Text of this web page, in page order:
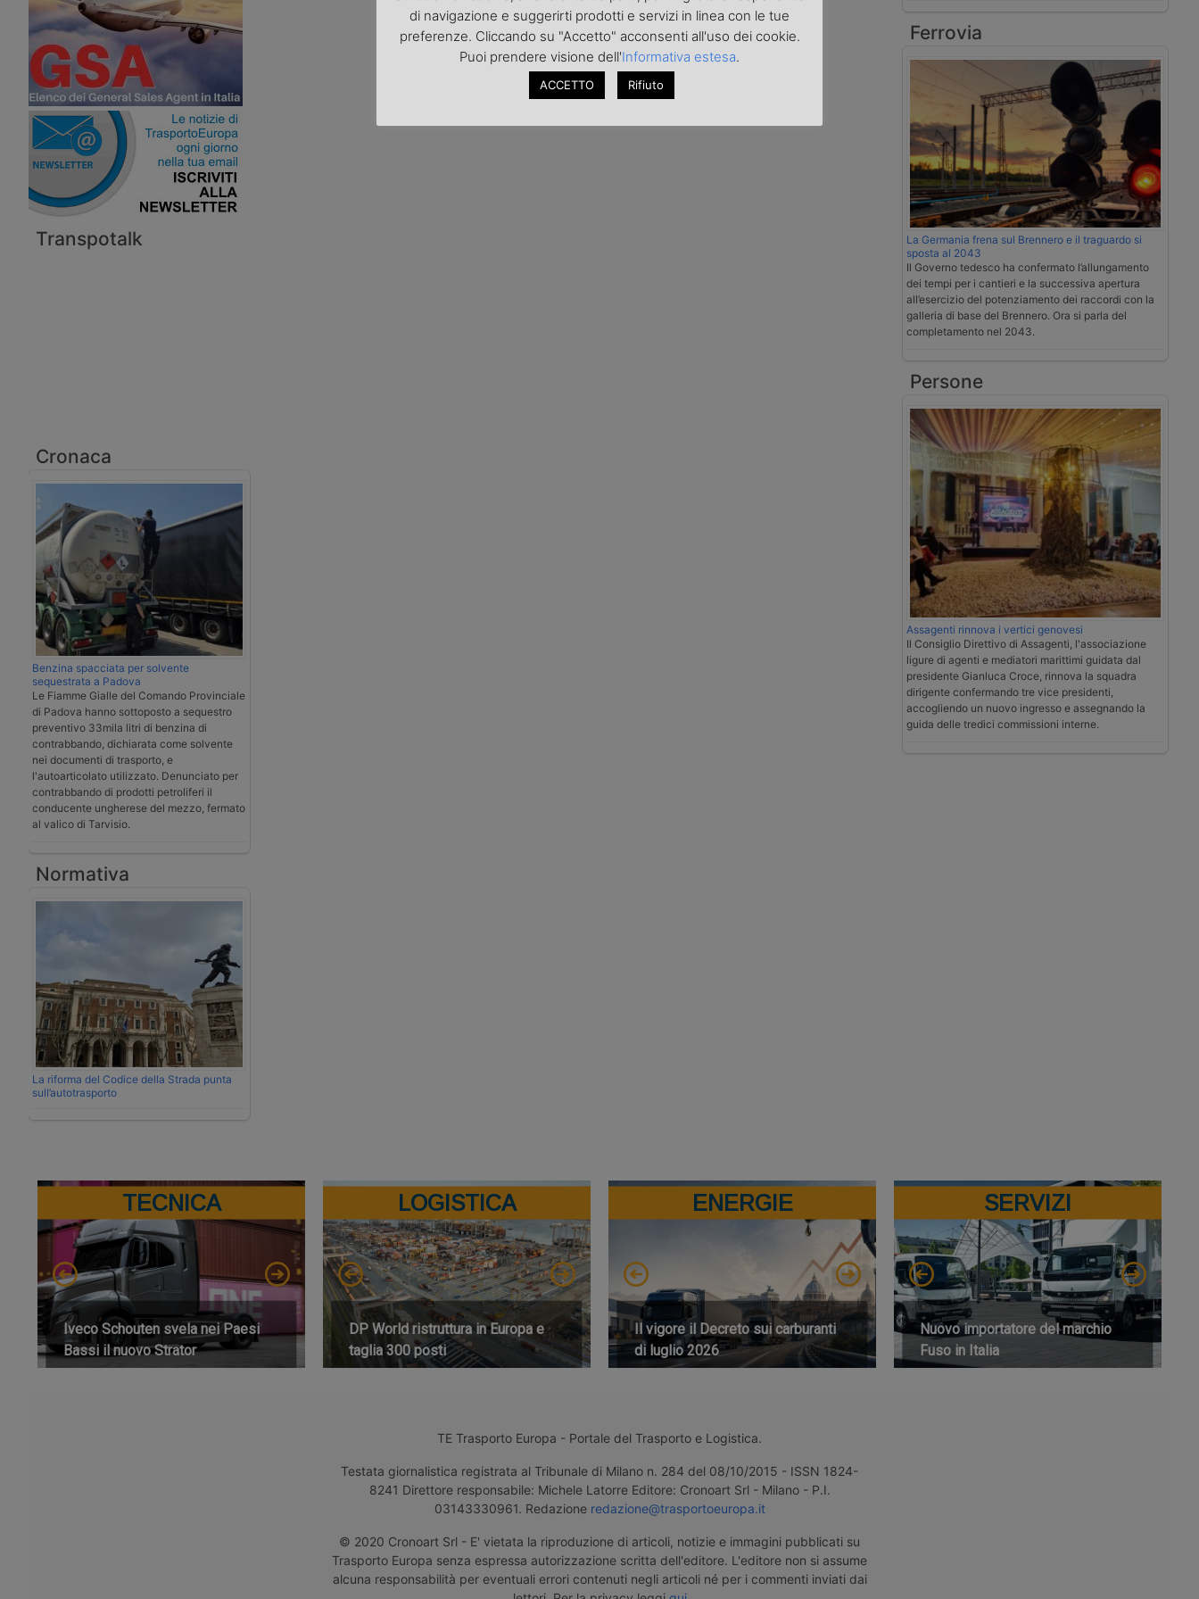
Transpotalk
Cronaca
Benzina spacciata per solvente
sequestrata a Padova
Le Fiamme Gialle del Comando Provinciale
di Padova hanno sottoposto a sequestro
preventivo 33mila litri di benzina di
contrabbando, dichiarata come solvente
nei documenti di trasporto, e
l'autoarticolato utilizzato. Denunciato per
contrabbando di prodotti petroliferi il
conducente ungherese del mezzo, fermato
al valico di Tarvisio.
Normativa
La riforma del Codice della Strada punta
sull’autotrasporto
Ferrovia
La Germania frena sul Brennero e il traguardo si
sposta al 2043
Il Governo tedesco ha confermato l’allungamento
dei tempi per i cantieri e la successiva apertura
all’esercizio del potenziamento dei raccordi con la
galleria di base del Brennero. Ora si parla del
completamento nel 2043.
Persone
Assagenti rinnova i vertici genovesi
Il Consiglio Direttivo di Assagenti, l'associazione
ligure di agenti e mediatori marittimi guidata dal
presidente Gianluca Croce, rinnova la squadra
dirigente confermando tre vice presidenti,
accogliendo un nuovo ingresso e assegnando la
guida delle tredici commissioni interne.
TECNICA
Iveco Schouten svela nei Paesi
Bassi il nuovo Strator
LOGISTICA
DP World ristruttura in Europa e
taglia 300 posti
ENERGIE
Il vigore il Decreto sui carburanti
di luglio 2026
SERVIZI
Nuovo importatore del marchio
Fuso in Italia
TE Trasporto Europa - Portale del Trasporto e Logistica.
Testata giornalistica registrata al Tribunale di Milano n. 284 del 08/10/2015 - ISSN 1824-
8241 Direttore responsabile: Michele Latorre Editore: Cronoart Srl - Milano - P.I.
03143330961. Redazione redazione@trasportoeuropa.it
© 2020 Cronoart Srl - E' vietata la riproduzione di articoli, notizie e immagini pubblicati su
Trasporto Europa senza espressa autorizzazione scritta dell'editore. L'editore non si assume
alcuna responsabilità per eventuali errori contenuti negli articoli né per i commenti inviati dai
di navigazione e suggerirti prodotti e servizi in linea con le tue
preferenze. Cliccando su "Accetto" acconsenti all'uso dei cookie.
Puoi prendere visione dell'Informativa estesa.
ACCETTO Rifiuto